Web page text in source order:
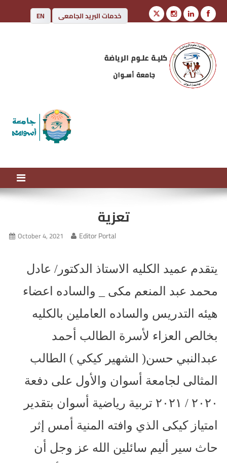
EN خدمات البريد الجامعى
كلية علوم الرياضة
تعزية
October 4, 2021 Editor Portal
يتقدم عميد الكليه الاستاذ الدكتور/ عادل
محمد عبد المنعم مكى _ والساده اعضاء
هيئه التدريس والساده العاملين بالكليه
بخالص العزاء لأسرة الطالب أحمد
عبدالنبي حسن( الشهير كيكي ) الطالب
المثالى لجامعة أسوان والأول على دفعة
٢٠٢٠ / ٢٠٢١ تربية رياضية أسوان بتقدير
امتياز كيكى الذي وافته المنية أمس إثر
حاث سير أليم سائلين الله عز وجل أن